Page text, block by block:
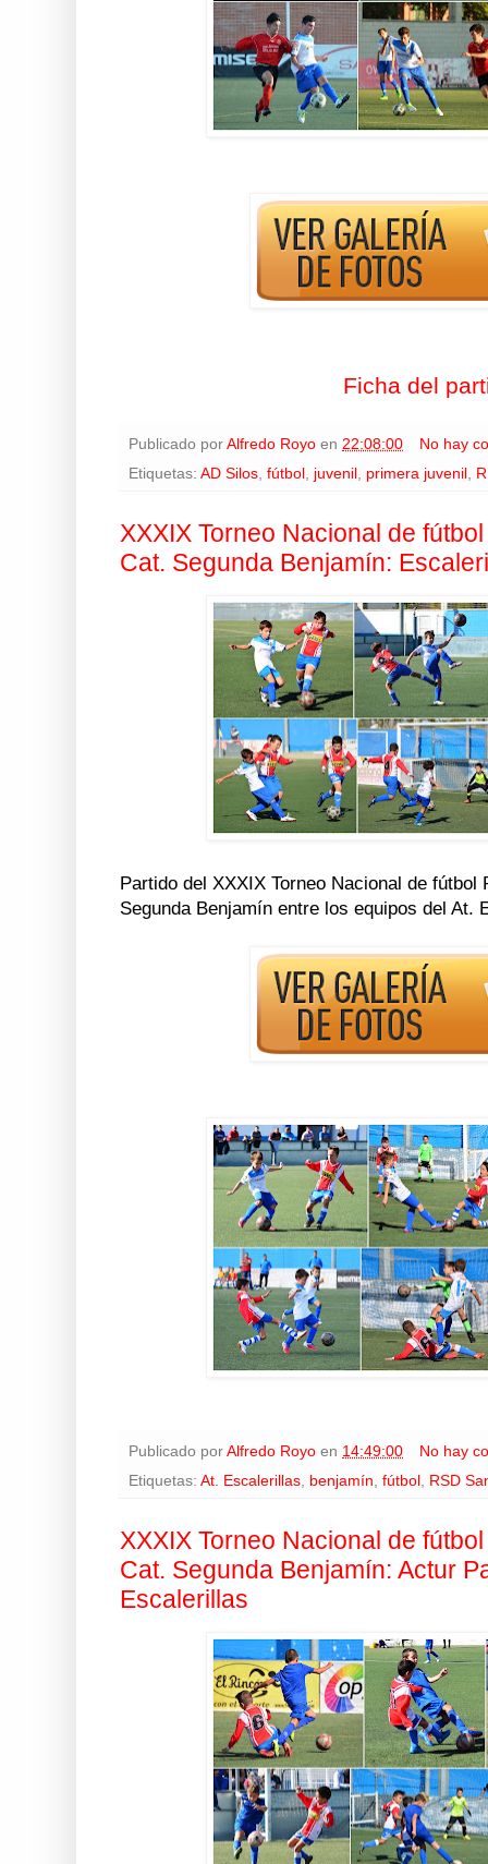
Ficha del
Publicado por Alfredo Royo en 22:08:00
No hay
Etiquetas: AD Silos, fútbol , juvenil , primera juvenil ,
XXXIX Torneo Nacional de
Cat. Segunda Benjamín:
Partido del XXXIX Torneo Nacional de
Segunda Benjamín entre los equipos del At.
Publicado por Alfredo Royo en 14:49:00
No hay
Etiquetas: At. Escalerillas benjamín fútbol RSD
XXXIX Torneo Nacional de
Cat. Segunda Benjamín: Actur
Escalerillas